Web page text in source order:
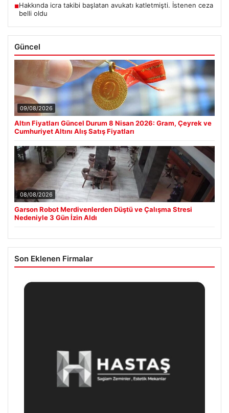
■Hakkında icra takibi başlatan avukatı katletmişti. İstenen ceza
belli oldu
Güncel
09/08/2026
Altın Fiyatları Güncel Durum 8 Nisan 2026: Gram, Çeyrek ve
Cumhuriyet Altını Alış Satış Fiyatları
08/08/2026
Garson Robot Merdivenlerden Düştü ve Çalışma Stresi
Nedeniyle 3 Gün İzin Aldı
Son Eklenen Firmalar